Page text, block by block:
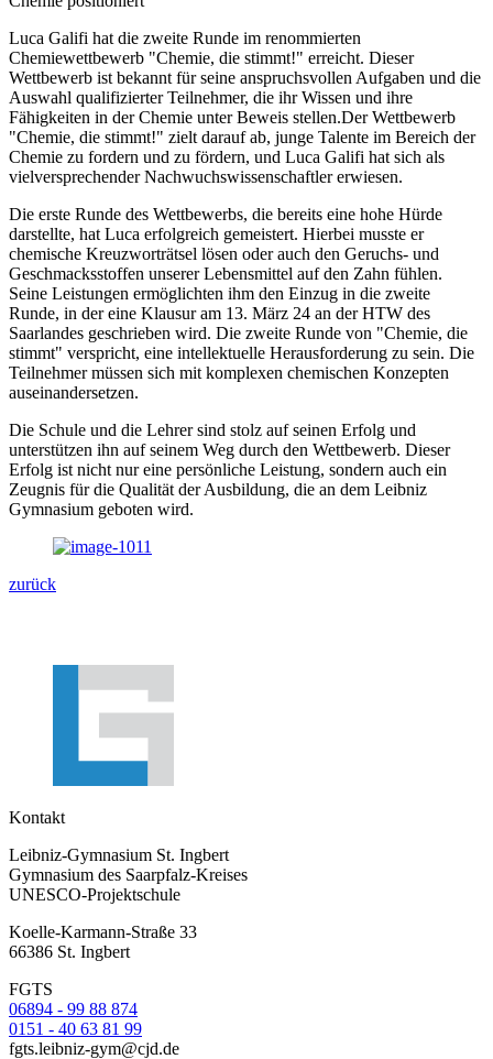
Luca Galifi hat die zweite Runde im renommierten
Chemiewettbewerb "Chemie, die stimmt!" erreicht. Dieser
Wettbewerb ist bekannt für seine anspruchsvollen Aufgaben und die
Auswahl qualifizierter Teilnehmer, die ihr Wissen und ihre
Fähigkeiten in der Chemie unter Beweis stellen.Der Wettbewerb
"Chemie, die stimmt!" zielt darauf ab, junge Talente im Bereich der
Chemie zu fordern und zu fördern, und Luca Galifi hat sich als
vielversprechender Nachwuchswissenschaftler erwiesen.
Die erste Runde des Wettbewerbs, die bereits eine hohe Hürde
darstellte, hat Luca erfolgreich gemeistert. Hierbei musste er
chemische Kreuzworträtsel lösen oder auch den Geruchs- und
Geschmacksstoffen unserer Lebensmittel auf den Zahn fühlen.
Seine Leistungen ermöglichten ihm den Einzug in die zweite
Runde, in der eine Klausur am 13. März 24 an der HTW des
Saarlandes geschrieben wird. Die zweite Runde von "Chemie, die
stimmt" verspricht, eine intellektuelle Herausforderung zu sein. Die
Teilnehmer müssen sich mit komplexen chemischen Konzepten
auseinandersetzen.
Die Schule und die Lehrer sind stolz auf seinen Erfolg und
unterstützen ihn auf seinem Weg durch den Wettbewerb. Dieser
Erfolg ist nicht nur eine persönliche Leistung, sondern auch ein
Zeugnis für die Qualität der Ausbildung, die an dem Leibniz
Gymnasium geboten wird.
zurück
Kontakt
Leibniz-Gymnasium St. Ingbert
Gymnasium des Saarpfalz-Kreises
UNESCO-Projektschule
Koelle-Karmann-Straße 33
66386 St. Ingbert
FGTS
06894 - 99 88 874
0151 - 40 63 81 99
fgts.leibniz-gym@cjd.de